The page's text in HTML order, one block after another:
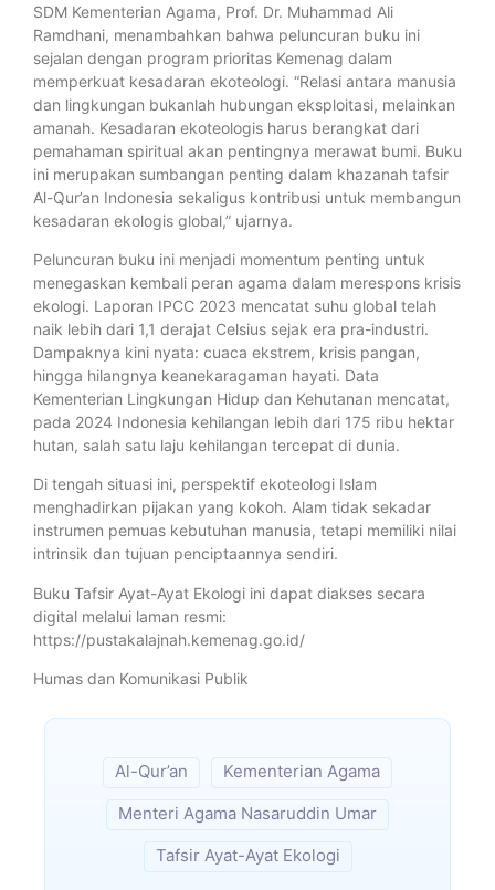
SDM Kementerian Agama, Prof. Dr. Muhammad Ali
Ramdhani, menambahkan bahwa peluncuran buku ini
sejalan dengan program prioritas Kemenag dalam
memperkuat kesadaran ekoteologi. “Relasi antara manusia
dan lingkungan bukanlah hubungan eksploitasi, melainkan
amanah. Kesadaran ekoteologis harus berangkat dari
pemahaman spiritual akan pentingnya merawat bumi. Buku
ini merupakan sumbangan penting dalam khazanah tafsir
Al-Qur’an Indonesia sekaligus kontribusi untuk membangun
kesadaran ekologis global,” ujarnya.
Peluncuran buku ini menjadi momentum penting untuk
menegaskan kembali peran agama dalam merespons krisis
ekologi. Laporan IPCC 2023 mencatat suhu global telah
naik lebih dari 1,1 derajat Celsius sejak era pra-industri.
Dampaknya kini nyata: cuaca ekstrem, krisis pangan,
hingga hilangnya keanekaragaman hayati. Data
Kementerian Lingkungan Hidup dan Kehutanan mencatat,
pada 2024 Indonesia kehilangan lebih dari 175 ribu hektar
hutan, salah satu laju kehilangan tercepat di dunia.
Di tengah situasi ini, perspektif ekoteologi Islam
menghadirkan pijakan yang kokoh. Alam tidak sekadar
instrumen pemuas kebutuhan manusia, tetapi memiliki nilai
intrinsik dan tujuan penciptaannya sendiri.
Buku Tafsir Ayat-Ayat Ekologi ini dapat diakses secara
digital melalui laman resmi:
https://pustakalajnah.kemenag.go.id/
Humas dan Komunikasi Publik
Al-Qur’an
Kementerian Agama
Menteri Agama Nasaruddin Umar
Tafsir Ayat-Ayat Ekologi